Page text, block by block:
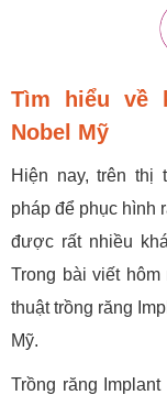
Tìm hiểu về
Nobel Mỹ
Hiện nay, trên thị
pháp để phục hình
được rất nhiều
Trong bài viết
thuật trồng răng
Mỹ.
Trồng răng